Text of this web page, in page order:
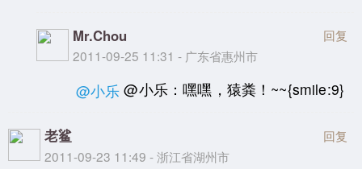
Mr.Chou
2011-09-25 11:31 - 广东省惠州市
回复
@小乐 @小乐：嘿嘿，猿粪！~~{smile:9}
老鲨
2011-09-23 11:49 - 浙江省湖州市
回复